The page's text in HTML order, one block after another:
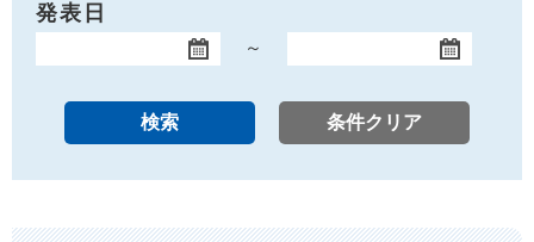
発表日
開始日
～
終了日